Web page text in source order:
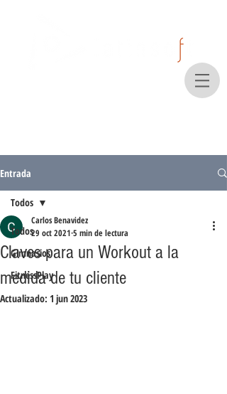
Entrada
Todos
Gimnasios
FitnessPlay
Todos
Claves para un Workout a la
medida de tu cliente
Carlos Benavidez
29 oct 2021 5 min de lectura
Actualizado: 1 jun 2023